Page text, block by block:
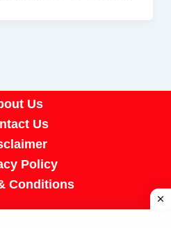
Us
Us
Policy
Conditions